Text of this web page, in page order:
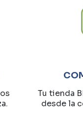
Tu tienda
desde la